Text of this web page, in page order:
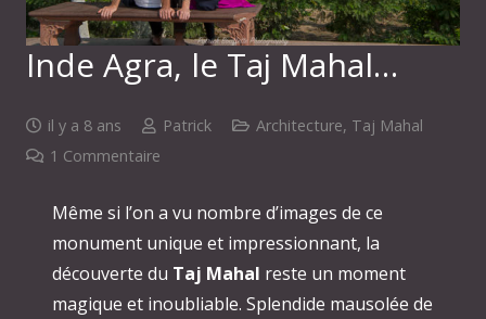
Inde Agra, le Taj Mahal…
il y a 8 ans Patrick Architecture, Taj Mahal
1 Commentaire
Même si l’on a vu nombre d’images de ce
monument unique et impressionnant, la
découverte du Taj Mahal reste un moment
magique et inoubliable. Splendide mausolée de